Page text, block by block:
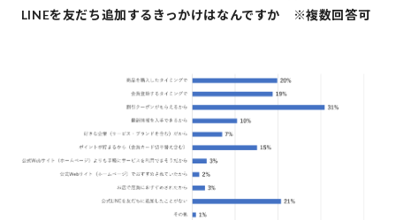
LINEを友だち追加するきっかけはなんですか ※複数回答可